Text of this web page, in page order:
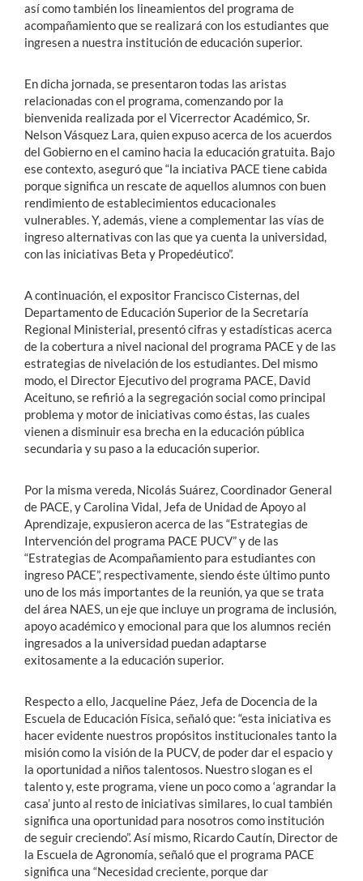
así como también los lineamientos del programa de
acompañamiento que se realizará con los estudiantes que
ingresen a nuestra institución de educación superior.
En dicha jornada, se presentaron todas las aristas
relacionadas con el programa, comenzando por la
bienvenida realizada por el Vicerrector Académico, Sr.
Nelson Vásquez Lara, quien expuso acerca de los acuerdos
del Gobierno en el camino hacia la educación gratuita. Bajo
ese contexto, aseguró que “la inciativa PACE tiene cabida
porque significa un rescate de aquellos alumnos con buen
rendimiento de establecimientos educacionales
vulnerables. Y, además, viene a complementar las vías de
ingreso alternativas con las que ya cuenta la universidad,
con las iniciativas Beta y Propedéutico”.
A continuación, el expositor Francisco Cisternas, del
Departamento de Educación Superior de la Secretaría
Regional Ministerial, presentó cifras y estadísticas acerca
de la cobertura a nivel nacional del programa PACE y de las
estrategias de nivelación de los estudiantes. Del mismo
modo, el Director Ejecutivo del programa PACE, David
Aceituno, se refirió a la segregación social como principal
problema y motor de iniciativas como éstas, las cuales
vienen a disminuir esa brecha en la educación pública
secundaria y su paso a la educación superior.
Por la misma vereda, Nicolás Suárez, Coordinador General
de PACE, y Carolina Vidal, Jefa de Unidad de Apoyo al
Aprendizaje, expusieron acerca de las “Estrategias de
Intervención del programa PACE PUCV” y de las
“Estrategias de Acompañamiento para estudiantes con
ingreso PACE”, respectivamente, siendo éste último punto
uno de los más importantes de la reunión, ya que se trata
del área NAES, un eje que incluye un programa de inclusión,
apoyo académico y emocional para que los alumnos recién
ingresados a la universidad puedan adaptarse
exitosamente a la educación superior.
Respecto a ello, Jacqueline Páez, Jefa de Docencia de la
Escuela de Educación Física, señaló que: “esta iniciativa es
hacer evidente nuestros propósitos institucionales tanto la
misión como la visión de la PUCV, de poder dar el espacio y
la oportunidad a niños talentosos. Nuestro slogan es el
talento y, este programa, viene un poco como a ‘agrandar la
casa’ junto al resto de iniciativas similares, lo cual también
significa una oportunidad para nosotros como institución
de seguir creciendo”. Así mismo, Ricardo Cautín, Director de
la Escuela de Agronomía, señaló que el programa PACE
significa una “Necesidad creciente, porque dar